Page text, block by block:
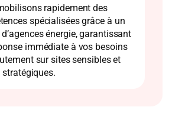
rapidement des
spécialisées grâce à un
d’agences énergie, garantissant
immédiate à vos besoins
sur sites sensibles et
stratégiques.